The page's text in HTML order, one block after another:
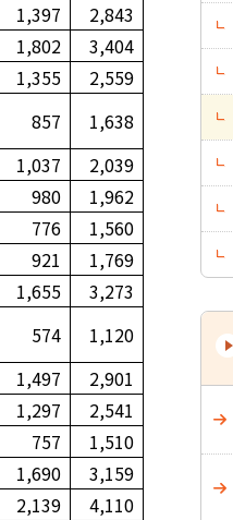
1,397
2,843
1,802
3,404
1,355
2,559
857
1,638
1,037
2,039
980
1,962
776
1,560
921
1,769
1,655
3,273
574
1,120
1,497
2,901
1,297
2,541
757
1,510
1,690
3,159
2,139
4,110